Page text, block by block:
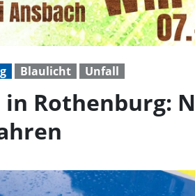
Blaulicht Unfall
in Rothenburg: